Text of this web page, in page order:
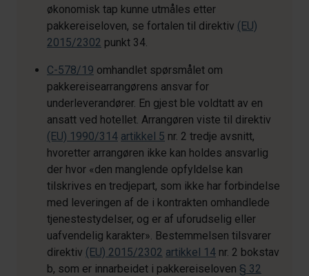
økonomisk tap kunne utmåles etter
pakkereiseloven, se fortalen til direktiv (EU)
2015/2302 punkt 34.
C-578/19 omhandlet spørsmålet om
pakkereisearrangørens ansvar for
underleverandører. En gjest ble voldtatt av en
ansatt ved hotellet. Arrangøren viste til direktiv
(EU) 1990/314 artikkel 5 nr. 2 tredje avsnitt,
hvoretter arrangøren ikke kan holdes ansvarlig
der hvor «den manglende opfyldelse kan
tilskrives en tredjepart, som ikke har forbindelse
med leveringen af de i kontrakten omhandlede
tjenestestydelser, og er af uforudselig eller
uafvendelig karakter». Bestemmelsen tilsvarer
direktiv (EU) 2015/2302 artikkel 14 nr. 2 bokstav
b, som er innarbeidet i pakkereiseloven § 32